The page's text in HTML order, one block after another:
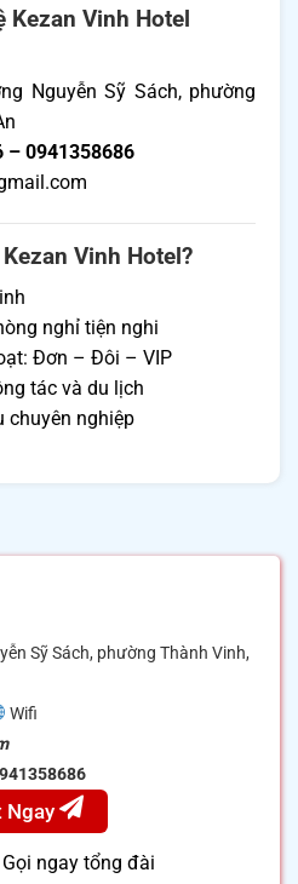
Kezan Vinh Hotel
Nguyễn Sỹ Sách, phường
– 0941358686
Vinh Hotel?
nghỉ tiện nghi
Đơn – Đôi – VIP
tác và du lịch
chuyên nghiệp
Sỹ Sách, phường Thành Vinh,
Wifi
Ngay
ngay tổng đài